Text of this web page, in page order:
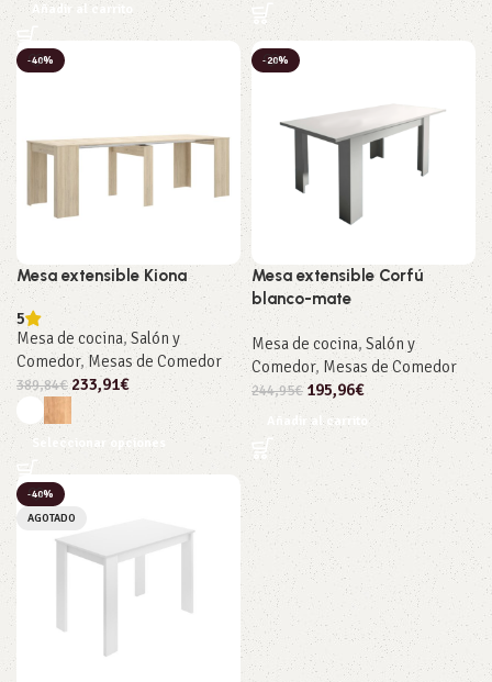
Añadir al carrito
-40%
Mesa extensible Kiona
5
Mesa de cocina,Salón y
Comedor, Mesas de Comedor
389,84€ 233,91€
Seleccionar opciones
-20%
Mesa extensible Corfú
blanco-mate
Mesa de cocina, Salón y
Comedor, Mesas de Comedor
244,95€ 195,96€
Añadir al carrito
-40%
AGOTADO